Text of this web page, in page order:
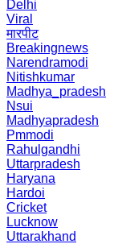
Delhi
Viral
मारपीट
Breakingnews
Narendramodi
Nitishkumar
Madhya_pradesh
Nsui
Madhyapradesh
Pmmodi
Rahulgandhi
Uttarpradesh
Haryana
Hardoi
Cricket
Lucknow
Uttarakhand